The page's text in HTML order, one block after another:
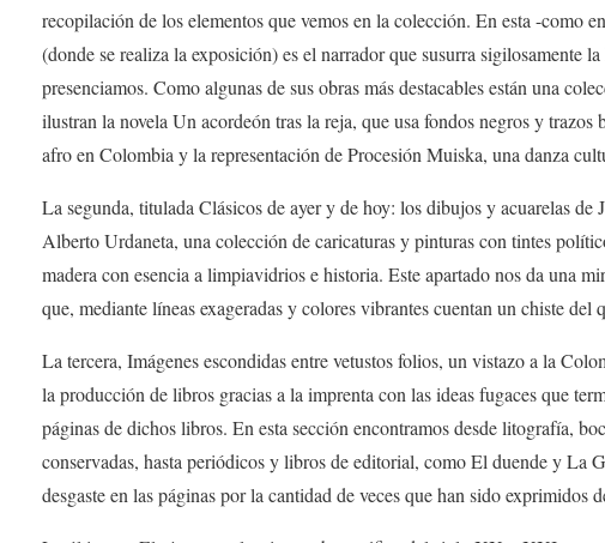
recopilación de los elementos que vemos en la colección. En esta -como
(donde se realiza la exposición) es el narrador que susurra sigilosamente
presenciamos. Como algunas de sus obras más destacables están una
ilustran la novela Un acordeón tras la reja, que usa fondos negros y trazos
afro en Colombia y la representación de Procesión Muiska, una danza
La segunda, titulada Clásicos de ayer y de hoy: los dibujos y acuarelas
Alberto Urdaneta, una colección de caricaturas y pinturas con tintes
madera con esencia a limpiavidrios e historia. Este apartado nos da una
que, mediante líneas exageradas y colores vibrantes cuentan un chiste del
La tercera, Imágenes escondidas entre vetustos folios, un vistazo a la
la producción de libros gracias a la imprenta con las ideas fugaces que
páginas de dichos libros. En esta sección encontramos desde litografía,
conservadas, hasta periódicos y libros de editorial, como El duende y La
desgaste en las páginas por la cantidad de veces que han sido exprimidos